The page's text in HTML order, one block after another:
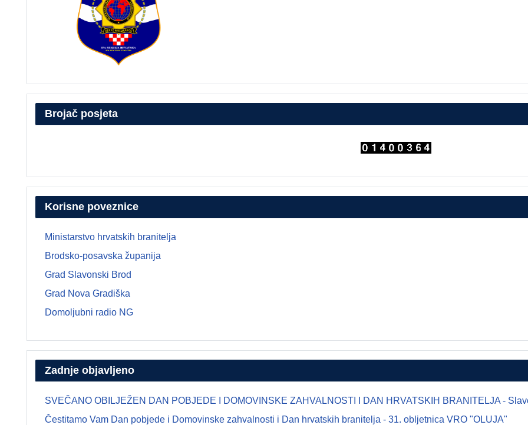
Brojač posjeta
Korisne poveznice
Ministarstvo hrvatskih branitelja
Brodsko-posavska županija
Grad Slavonski Brod
Grad Nova Gradiška
Domoljubni radio NG
Zadnje objavljeno
SVEČANO OBILJEŽEN DAN POBJEDE I DOMOVINSKE ZAHVALNOSTI I DAN HRVATSKIH BRANITELJA -
Čestitamo Vam Dan pobjede i Domovinske zahvalnosti i Dan hrvatskih branitelja - 31. obljetnica VRO "OLUJA"